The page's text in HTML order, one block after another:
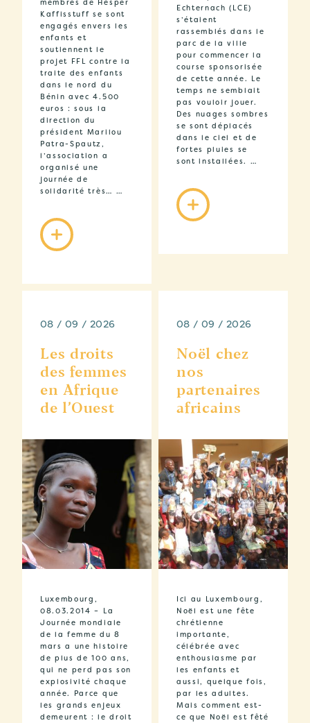
membres de Hesper
Kaffisstuff se sont
engagés envers les
enfants et
soutiennent le
projet FFL contre la
traite des enfants
dans le nord du
Bénin avec 4.500
euros : sous la
direction du
président Marilou
Patra-Spautz,
l’association a
organisé une
journée de
solidarité très… …
Echternach (LCE)
s’étaient
rassemblés dans le
parc de la ville
pour commencer la
course sponsorisée
de cette année. Le
temps ne semblait
pas vouloir jouer.
Des nuages ​​sombres
se sont déplacés
dans le ciel et de
fortes pluies se
sont installées. …
08 / 09 / 2026
Les droits
des femmes
en Afrique
de l’Ouest
Luxembourg,
08.03.2014 – La
Journée mondiale
de la femme du 8
mars a une histoire
de plus de 100 ans,
qui ne perd pas son
explosivité chaque
année. Parce que
les grands enjeux
demeurent : le droit
08 / 09 / 2026
Noël chez
nos
partenaires
africains
Ici au Luxembourg,
Noël est une fête
chrétienne
importante,
célébrée avec
enthousiasme par
les enfants et
aussi, quelque fois,
par les adultes.
Mais comment est-
ce que Noël est fêté